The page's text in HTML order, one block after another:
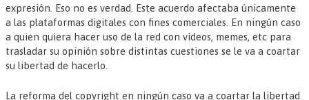
expresión. Eso no es verdad. Este acuerdo afectaba únicamente
a las plataformas digitales con fines comerciales. En ningún caso
a quien quiera hacer uso de la red con vídeos, memes, etc para
trasladar su opinión sobre distintas cuestiones se le va a coartar
su libertad de hacerlo.
La reforma del copyright en ningún caso va a coartar la libertad